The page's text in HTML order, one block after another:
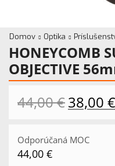
Domov Optika
HONEYCOMB
OBJECTIVE
44,00€ Pôvodná
cena
44,00 €.
38,00 €
Odporúčaná MOC
44,00 €